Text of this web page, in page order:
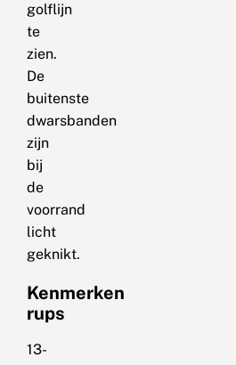
golflijn
te
zien.
De
buitenste
dwarsbanden
zijn
bij
de
voorrand
licht
geknikt.
Kenmerken
rups
13-